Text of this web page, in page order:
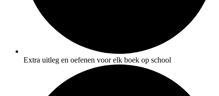
Extra uitleg en oefenen voor elk boek op school